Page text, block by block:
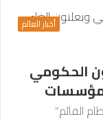
أخبار العالم
الحكومي
القائم”